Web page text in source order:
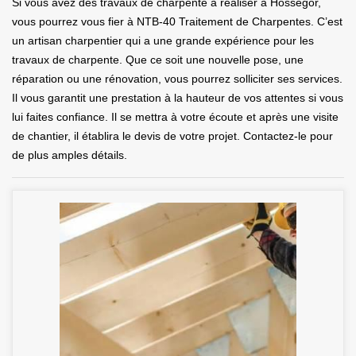
vous pourrez vous fier à NTB-40 Traitement de Charpentes. C’est
un artisan charpentier qui a une grande expérience pour les
travaux de charpente. Que ce soit une nouvelle pose, une
réparation ou une rénovation, vous pourrez solliciter ses services.
Il vous garantit une prestation à la hauteur de vos attentes si vous
lui faites confiance. Il se mettra à votre écoute et après une visite
de chantier, il établira le devis de votre projet. Contactez-le pour
de plus amples détails.